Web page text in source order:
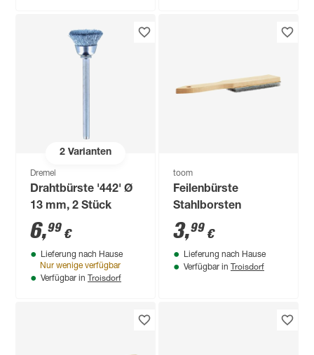
2Varianten
Dremel
Drahtbürste '442' Ø
13 mm, 2 Stück
6,99 €
Lieferung nach Hause
Nur wenige verfügbar
Verfügbar in Troisdorf
toom
Feilenbürste
Stahlborsten
3,99 €
Lieferung nach Hause
Verfügbar in Troisdorf